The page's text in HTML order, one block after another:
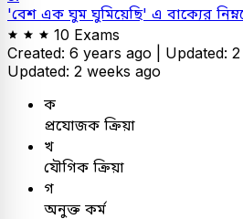
'বেশ এক ঘুম ঘুমিয়েছি' এ বাক্যের
10 Exams
Created: 6 years ago | Updated:
Updated: 2 weeks ago
ক
প্রযোজক ক্রিয়া
খ
যৌগিক ক্রিয়া
গ
অনুক্ত কর্ম